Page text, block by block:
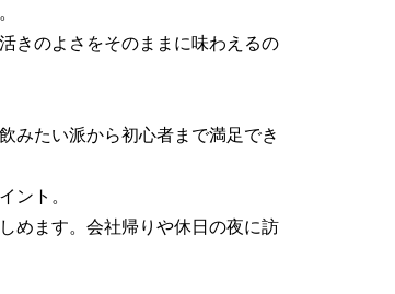
きのよさをそのままに味わえるの
みたい派から初心者まで満足でき
ント。
めます。会社帰りや休日の夜に訪